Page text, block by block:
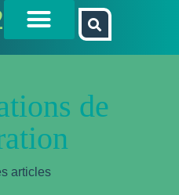
de
articles